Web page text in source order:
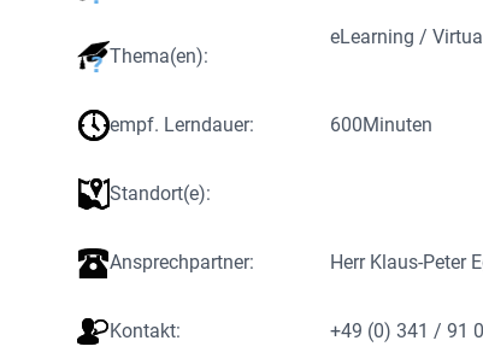
Thema(en):
eLearning /
empf. Lerndauer: 600Minuten
Standort(e):
Ansprechpartner: Herr Klaus-Peter
Kontakt: +49 (0) 341 / 91